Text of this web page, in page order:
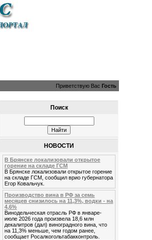
Приветствую Вас Гость
Поиск
НОВОСТИ
В Брянске локализовали открытое
горение на складе ГСМ
В Брянске локализовали открытое горение
на складе ГСМ, сообщил врио губернатора
Егор Ковальчук.
Производство вина в РФ за семь
месяцев снизилось на 11,3%, водки - на
4,6%
Винодельческая отрасль РФ в январе-
июле 2026 года произвела 18,6 млн
декалитров (дал) виноградного вина, что
на 11,3% меньше, чем годом ранее,
сообщает Росалкогольтабакконтроль.